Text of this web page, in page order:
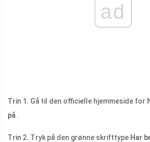
ad
Trin 1. Gå til den officielle hjemmeside for
på .
Trin 2. Tryk på den grønne skrifttype Har